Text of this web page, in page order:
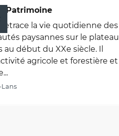
Patrimoine
retrace la vie quotidienne des
paysannes sur le plateau
au début du XXe siècle. Il
agricole et forestière et